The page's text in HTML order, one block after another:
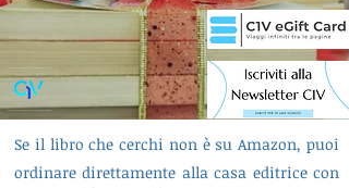
Se il libro che cerchi non è su Amazon, puoi
ordinare direttamente alla casa editrice con